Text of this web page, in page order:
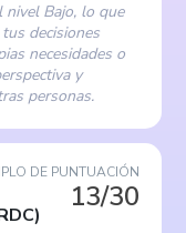
nivel Bajo, lo que
decisiones
necesidades o
y
personas.
DE PUNTUACIÓN
13/30
)